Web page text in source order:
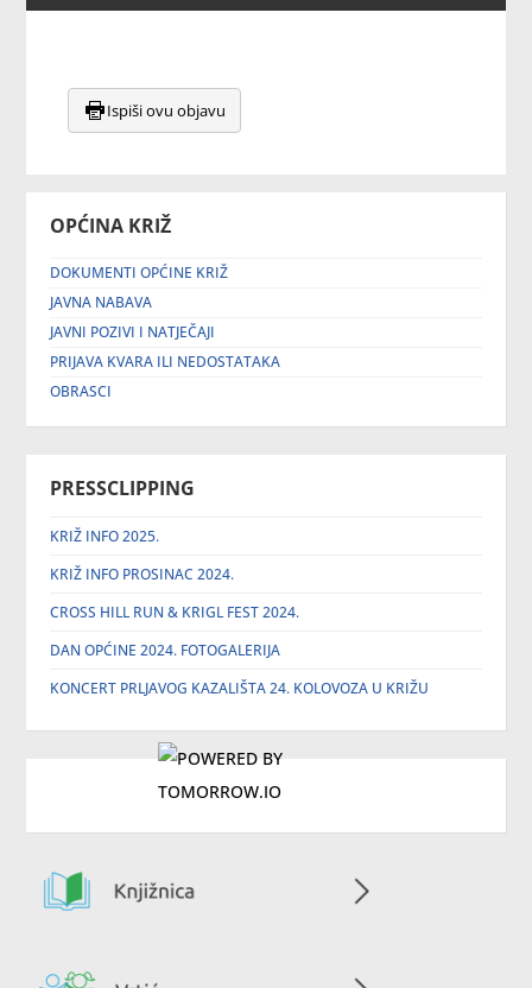
OPĆINA KRIŽ
DOKUMENTI OPĆINE KRIŽ
JAVNA NABAVA
JAVNI POZIVI I NATJEČAJI
PRIJAVA KVARA ILI NEDOSTATAKA
OBRASCI
PRESSCLIPPING
KRIŽ INFO 2025.
KRIŽ INFO PROSINAC 2024.
CROSS HILL RUN & KRIGL FEST 2024.
DAN OPĆINE 2024. FOTOGALERIJA
KONCERT PRLJAVOG KAZALIŠTA 24. KOLOVOZA U KRIŽU
Ispiši ovu objavu